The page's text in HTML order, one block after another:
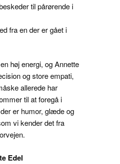
til pårørende i
fra en der er gået i
høj energi, og Annette
og store empati,
allerede har
til at foregå i
er humor, glæde og
vi kender det fra
Edel